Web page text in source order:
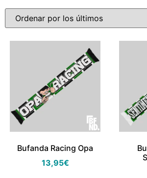
Bufanda Racing Opa
13,95€